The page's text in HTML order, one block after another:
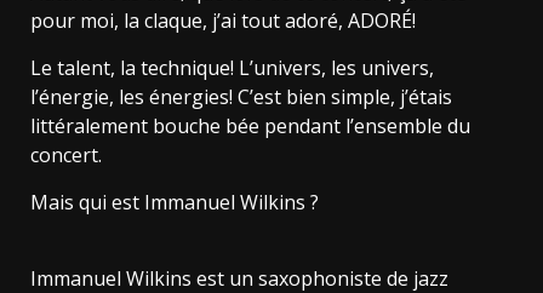
pour moi, la claque, j’ai tout adoré, ADORÉ!
Le talent, la technique! L’univers, les univers,
l’énergie, les énergies! C’est bien simple, j’étais
littéralement bouche bée pendant l’ensemble du
concert.
Mais qui est Immanuel Wilkins ?
Immanuel Wilkins est un saxophoniste de jazz